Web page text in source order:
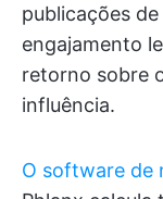
publicações
engajamento
retorno sobre
influência.
O software de